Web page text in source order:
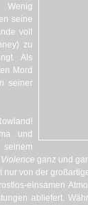
Wenig
seine
voll
zu
Als
Mord
seiner
und
ganz und
von der
einsamen
abliefert.